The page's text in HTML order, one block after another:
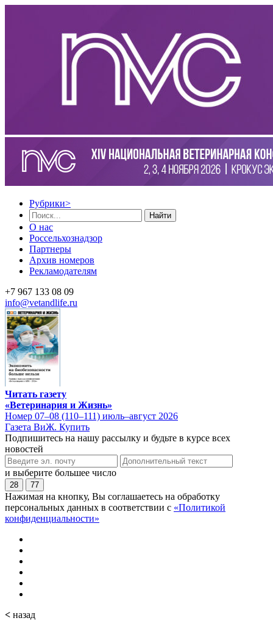
Рубрики>
Найти
О нас
Россельхознадзор
Партнеры
Архив номеров
Рекламодателям
+7 967 133 08 09
info@vetandlife.ru
Читать газету
«Ветеринария и Жизнь»
Номер 07–08 (110–111) июль–август 2026
Газета ВиЖ. Купить
Подпишитесь на нашу рассылку и будьте в курсе всех
новостей
и выберите большее число
28 77
Нажимая на кнопку, Вы соглашаетесь на обработку
персональных данных в соответствии с «Политикой
конфиденциальности»
< назад